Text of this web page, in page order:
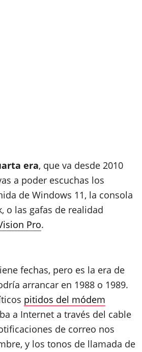
era, que va desde 2010
a poder escuchas los
de Windows 11, la consola
o las gafas de realidad
Pro.
fechas, pero es la era de
arrancar en 1988 o 1989.
pitidos del módem
a Internet a través del cable
de correo nos
y los tonos de llamada de